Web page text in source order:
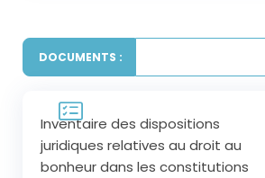
DOCUMENTS :
Inventaire des dispositions
juridiques relatives au droit au
bonheur dans les constitutions